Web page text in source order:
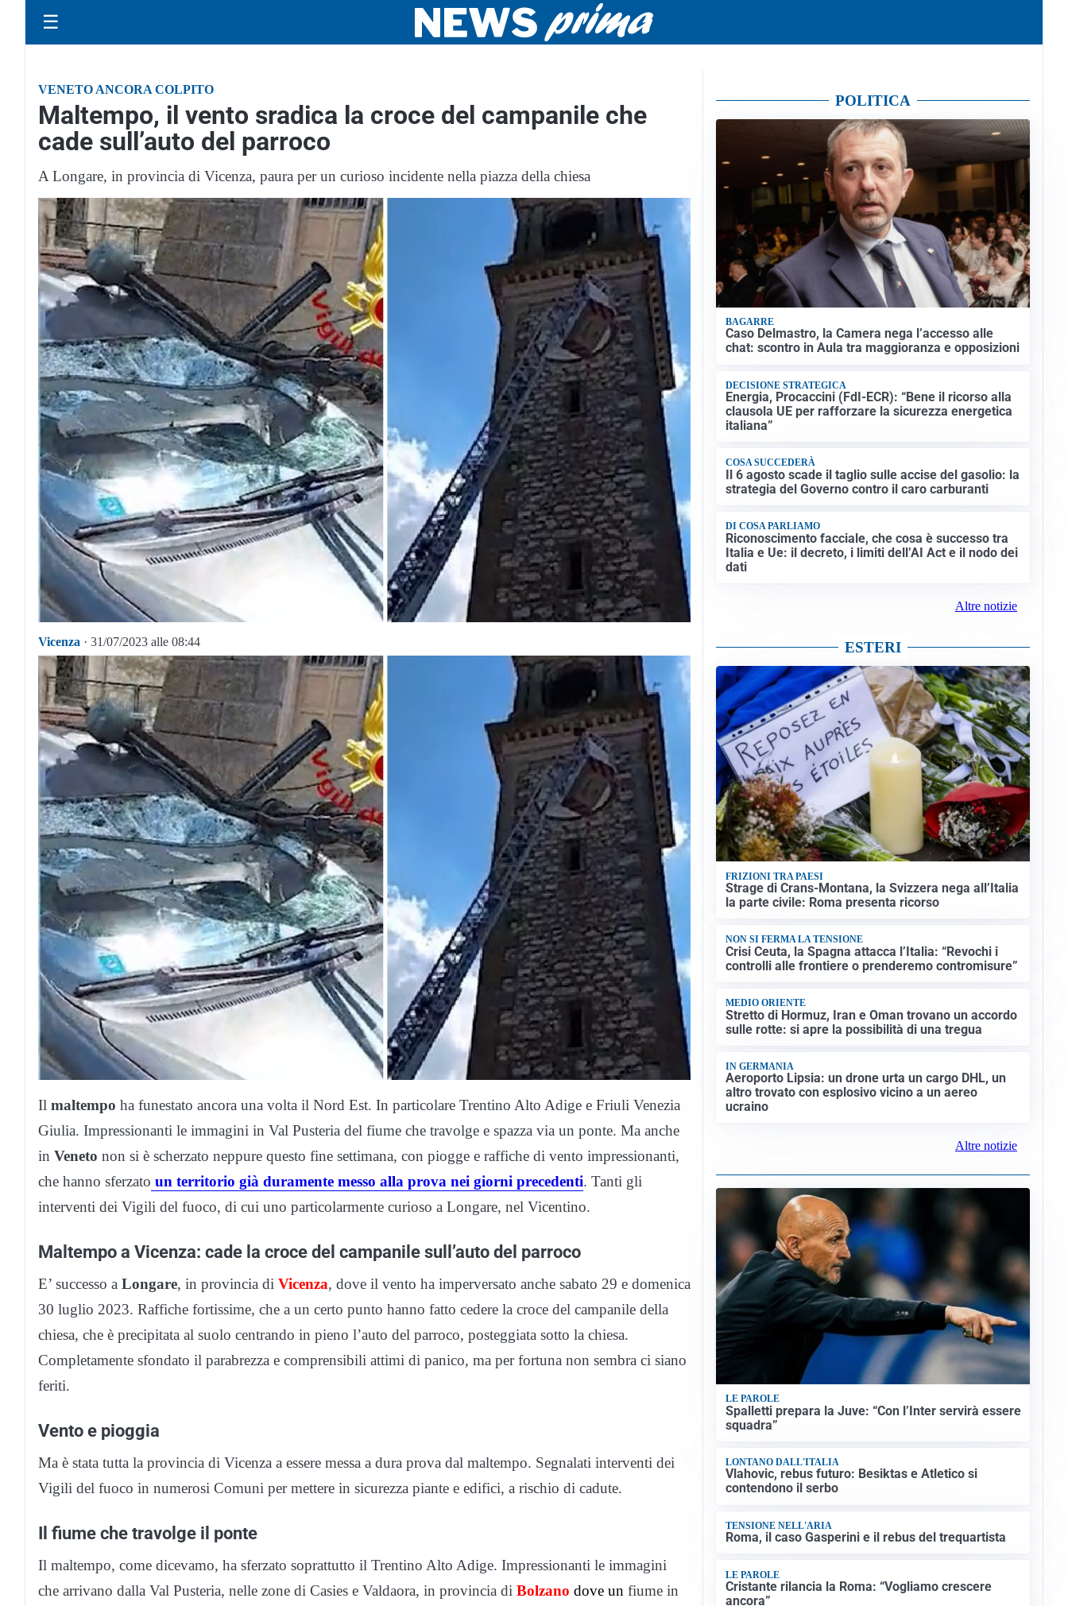
☰
VENETO ANCORA COLPITO
Maltempo, il vento sradica la croce del campanile che
cade sull’auto del parroco
A Longare, in provincia di Vicenza, paura per un curioso incidente nella piazza della chiesa
Vicenza · 31/07/2023 alle 08:44
Il maltempo ha funestato ancora una volta il Nord Est. In particolare Trentino Alto Adige e Friuli Venezia
Giulia. Impressionanti le immagini in Val Pusteria del fiume che travolge e spazza via un ponte. Ma anche
in Veneto non si è scherzato neppure questo fine settimana, con piogge e raffiche di vento impressionanti,
che hanno sferzato un territorio già duramente messo alla prova nei giorni precedenti. Tanti gli
interventi dei Vigili del fuoco, di cui uno particolarmente curioso a Longare, nel Vicentino.
Maltempo a Vicenza: cade la croce del campanile sull’auto del parroco
E’ successo a Longare, in provincia di Vicenza, dove il vento ha imperversato anche sabato 29 e domenica
30 luglio 2023. Raffiche fortissime, che a un certo punto hanno fatto cedere la croce del campanile della
chiesa, che è precipitata al suolo centrando in pieno l’auto del parroco, posteggiata sotto la chiesa.
Completamente sfondato il parabrezza e comprensibili attimi di panico, ma per fortuna non sembra ci siano
feriti.
Vento e pioggia
Ma è stata tutta la provincia di Vicenza a essere messa a dura prova dal maltempo. Segnalati interventi dei
Vigili del fuoco in numerosi Comuni per mettere in sicurezza piante e edifici, a rischio di cadute.
Il fiume che travolge il ponte
Il maltempo, come dicevamo, ha sferzato soprattutto il Trentino Alto Adige. Impressionanti le immagini
che arrivano dalla Val Pusteria, nelle zone di Casies e Valdaora, in provincia di Bolzano dove un fiume in
POLITICA
BAGARRE
Caso Delmastro, la Camera nega l’accesso alle
chat: scontro in Aula tra maggioranza e opposizioni
DECISIONE STRATEGICA
Energia, Procaccini (FdI-ECR): “Bene il ricorso alla
clausola UE per rafforzare la sicurezza energetica
italiana”
COSA SUCCEDERÀ
Il 6 agosto scade il taglio sulle accise del gasolio: la
strategia del Governo contro il caro carburanti
DI COSA PARLIAMO
Riconoscimento facciale, che cosa è successo tra
Italia e Ue: il decreto, i limiti dell’AI Act e il nodo dei
dati
Altre notizie
ESTERI
FRIZIONI TRA PAESI
Strage di Crans-Montana, la Svizzera nega all’Italia
la parte civile: Roma presenta ricorso
NON SI FERMA LA TENSIONE
Crisi Ceuta, la Spagna attacca l’Italia: “Revochi i
controlli alle frontiere o prenderemo contromisure”
MEDIO ORIENTE
Stretto di Hormuz, Iran e Oman trovano un accordo
sulle rotte: si apre la possibilità di una tregua
IN GERMANIA
Aeroporto Lipsia: un drone urta un cargo DHL, un
altro trovato con esplosivo vicino a un aereo
ucraino
Altre notizie
Spalletti prepara la Juve: “Con l’Inter servirà essere
squadra”
Vlahovic, rebus futuro: Besiktas e Atletico si
contendono il serbo
TENSIONE NELL'ARIA
Roma, il caso Gasperini e il rebus del trequartista